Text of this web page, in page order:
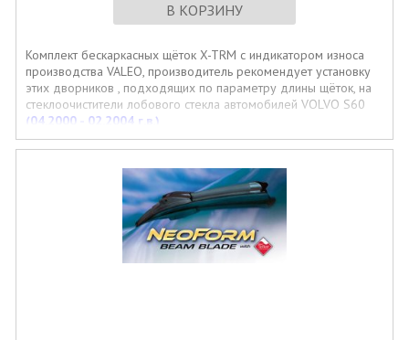
В КОРЗИНУ
Комплект бескаркасных щёток X-TRM с индикатором износа
производства VALEO, производитель рекомендует установку
этих дворников , подходящих по параметру длины щёток, на
стеклоочистители лобового стекла автомобилей VOLVO S60
(04.2000 - 02.2004 г.в.)